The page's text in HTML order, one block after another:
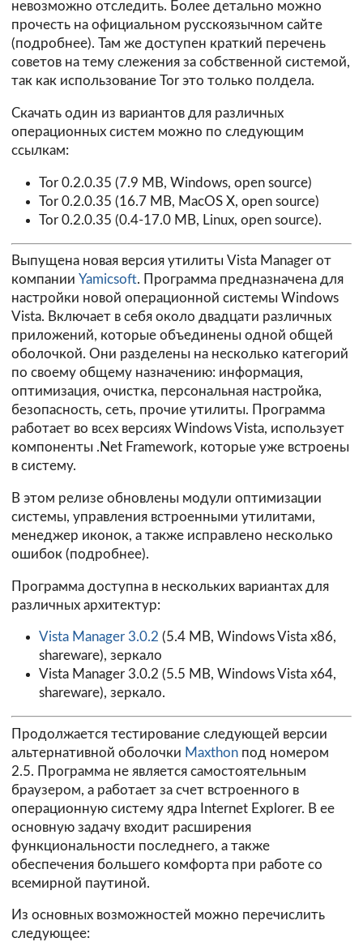
невозможно отследить. Более детально можно
прочесть на официальном русскоязычном сайте
(подробнее). Там же доступен краткий перечень
советов на тему слежения за собственной системой,
так как использование Tor это только полдела.
Скачать один из вариантов для различных
операционных систем можно по следующим
ссылкам:
Tor 0.2.0.35 (7.9 MB, Windows, open source)
Tor 0.2.0.35 (16.7 MB, MacOS X, open source)
Tor 0.2.0.35 (0.4-17.0 MB, Linux, open source).
Выпущена новая версия утилиты Vista Manager от
компании Yamicsoft. Программа предназначена для
настройки новой операционной системы Windows
Vista. Включает в себя около двадцати различных
приложений, которые объединены одной общей
оболочкой. Они разделены на несколько категорий
по своему общему назначению: информация,
оптимизация, очистка, персональная настройка,
безопасность, сеть, прочие утилиты. Программа
работает во всех версиях Windows Vista, использует
компоненты .Net Framework, которые уже встроены
в систему.
В этом релизе обновлены модули оптимизации
системы, управления встроенными утилитами,
менеджер иконок, а также исправлено несколько
ошибок (подробнее).
Программа доступна в нескольких вариантах для
различных архитектур:
Vista Manager 3.0.2 (5.4 MB, Windows Vista x86,
shareware), зеркало
Vista Manager 3.0.2 (5.5 MB, Windows Vista x64,
shareware), зеркало.
Продолжается тестирование следующей версии
альтернативной оболочки Maxthon под номером
2.5. Программа не является самостоятельным
браузером, а работает за счет встроенного в
операционную систему ядра Internet Explorer. В ее
основную задачу входит расширения
функциональности последнего, а также
обеспечения большего комфорта при работе со
всемирной паутиной.
Из основных возможностей можно перечислить
следующее: